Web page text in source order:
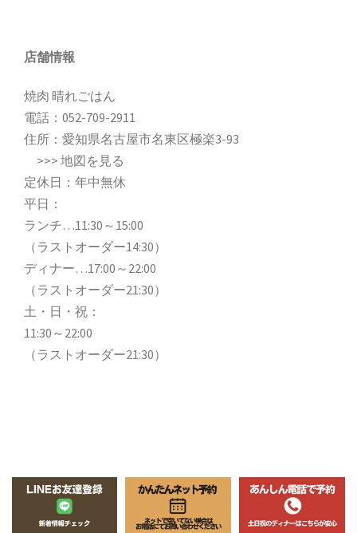
店舗情報
焼肉 晴れごはん
電話： 052-709-2911
住所：愛知県名古屋市名東区極楽3-93
>>> 地図を見る
定休日：年中無休
平日：
ランチ…11:30～15:00
（ラストオーダー14:30）
ディナー…17:00～22:00
（ラストオーダー21:30）
土・日・祝：
11:30～22:00
（ラストオーダー21:30）
Copyright (C)晴れごはんAll Rights Reserved.